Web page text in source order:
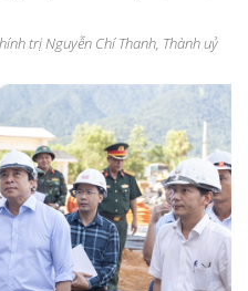
trị Nguyễn Chí Thanh, Thành uỷ